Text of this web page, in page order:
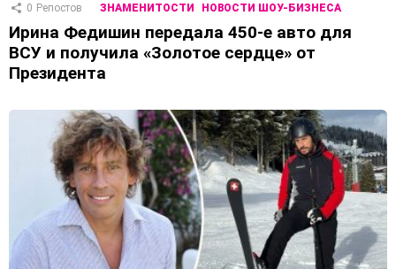
0 Репостов ЗНАМЕНИТОСТИ НОВОСТИ ШОУ-БИЗНЕСА
Ирина Федишин передала 450-е авто для
ВСУ и получила «Золотое сердце» от
Президента